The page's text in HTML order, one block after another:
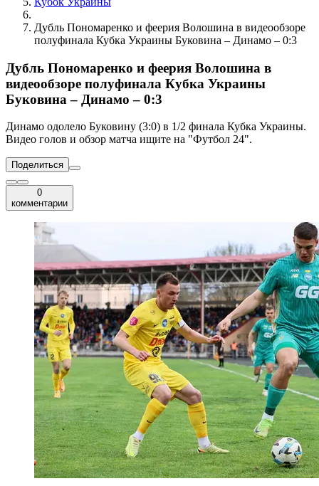
Дубль Пономаренко и феерия Волошина в видеообзоре
полуфинала Кубка Украины Буковина – Динамо – 0:3
Дубль Пономаренко и феерия Волошина в
видеообзоре полуфинала Кубка Украины
Буковина – Динамо – 0:3
Динамо одолело Буковину (3:0) в 1/2 финала Кубка Украины.
Видео голов и обзор матча ищите на "Футбол 24".
Поделиться
0
комментарии